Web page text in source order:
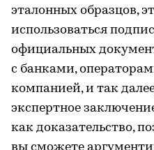
эталонных образцов,
использоваться
официальных
с банками,
компанией, и так
экспертное
как доказательство,